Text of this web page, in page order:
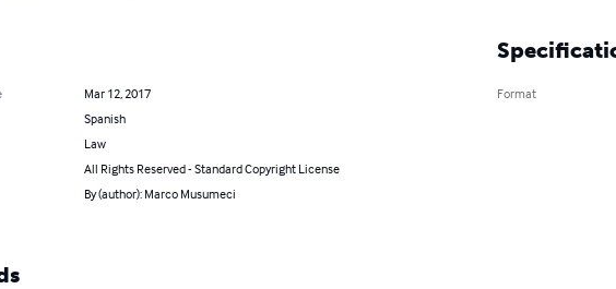
Mar 12, 2017
Spanish
Law
All Rights Reserved - Standard Copyright License
By (author): Marco Musumeci
Format